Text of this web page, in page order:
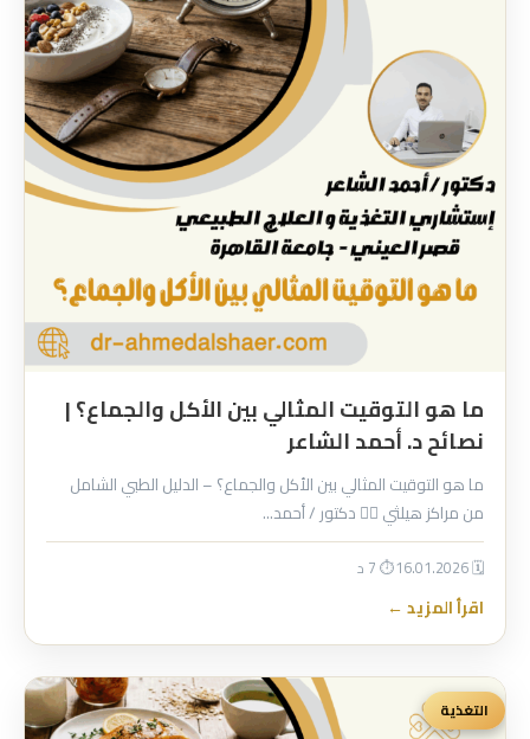
ما هو التوقيت المثالي بين الأكل والجماع؟ |
نصائح د. أحمد الشاعر
ما هو التوقيت المثالي بين الأكل والجماع؟ – الدليل الطبي الشامل
من مراكز هيلثي 👨‍⚕️ دكتور / أحمد…
🗓 16.01.2026 ⏱ 7 د
اقرأ المزيد ←
التغذية